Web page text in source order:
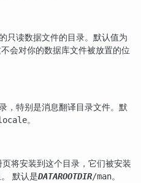
只读数据文件的目录。默认值为
会对你的数据库文件被放置的位
，特别是消息翻译目录文件。默
。
页将安装到这个目录，它们被安装
默认是DATAROOTDIR/man。